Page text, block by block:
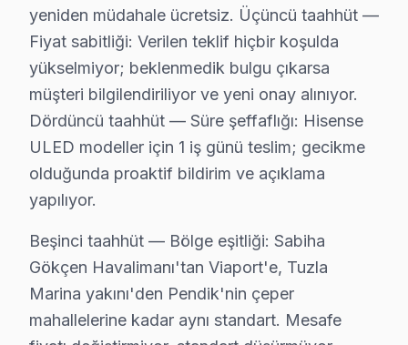
Güzelyalı'da Hisense TV Servisi
Güzelyalı mahallesindeki Hisense televizyon
Harmandere'de Hisense TV Servisi
Harmandere mahallesi sakinleri, Hisense set
Kavakpınar'da Hisense TV Servisi
Kavakpınar mahallesi, Hisense cihaz
Kaynarca'da Hisense TV Servisi
Kaynarca mahallesindeki Hisense televizyon
Kurna'da Hisense TV Servisi
yeniden müdahale ücretsiz. Üçüncü taahhüt —
Fiyat sabitliği: Verilen teklif hiçbir koşulda
yükselmiyor; beklenmedik bulgu çıkarsa
müşteri bilgilendiriliyor ve yeni onay alınıyor.
Dördüncü taahhüt — Süre şeffaflığı: Hisense
ULED modeller için 1 iş günü teslim; gecikme
olduğunda proaktif bildirim ve açıklama
yapılıyor.
Beşinci taahhüt — Bölge eşitliği: Sabiha
Gökçen Havalimanı'tan Viaport'e, Tuzla
Marina yakını'den Pendik'nin çeper
mahallelerine kadar aynı standart. Mesafe